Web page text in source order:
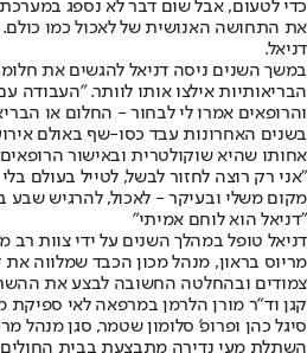
כדי לטעום, אבל שום דבר לא נספג
את התחושה האנושית של לאכול כמו
דניאל.
במשך השנים ניסה דניאל להגשים את
הבריאותיות אילצו אותו לוותר. "העבודה
והרופאים אמרו לי לבחור - החלום או
בשנים האחרונות עבד כסו-שף באולם
אחותו שהיא שוקולטרית ובאישור
"אני רק רוצה לחזור לבשל, לטייל בעולם
מקום משלי ובעיקר - לאכול, להרגיש שבע
"דניאל הוא לוחם אמיתי"
דניאל טופל במהלך השנים על ידי צוות רב
צמודים ובהחלטה החשובה לבצע את
קגן וד"ר מורן הלרמן במרפאה לאי
סיגל כהן ופרופ' סלומון שטמר, סגן מנהל
השתלת מעי נדירה מתבצעת בבית החולים